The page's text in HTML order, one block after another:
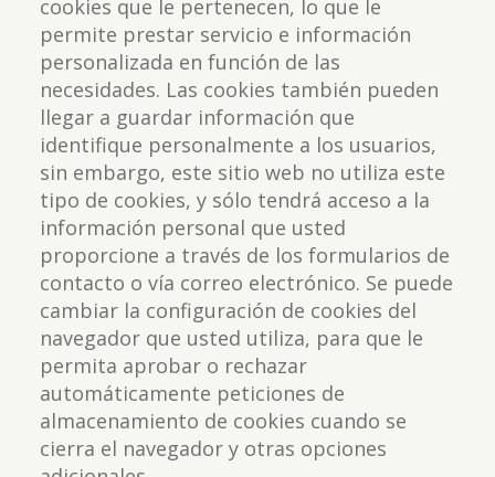
cookies que le pertenecen, lo que le
permite prestar servicio e información
personalizada en función de las
necesidades. Las cookies también pueden
llegar a guardar información que
identifique personalmente a los usuarios,
sin embargo, este sitio web no utiliza este
tipo de cookies, y sólo tendrá acceso a la
información personal que usted
proporcione a través de los formularios de
contacto o vía correo electrónico. Se puede
cambiar la configuración de cookies del
navegador que usted utiliza, para que le
permita aprobar o rechazar
automáticamente peticiones de
almacenamiento de cookies cuando se
cierra el navegador y otras opciones